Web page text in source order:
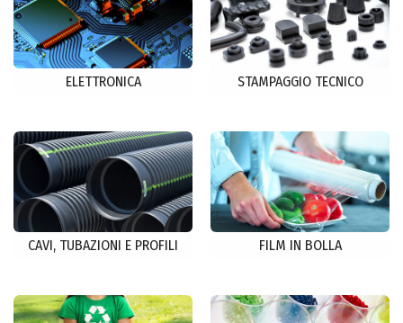
ELETTRONICA STAMPAGGIO TECNICO
CAVI, TUBAZIONI E PROFILI FILM IN BOLLA